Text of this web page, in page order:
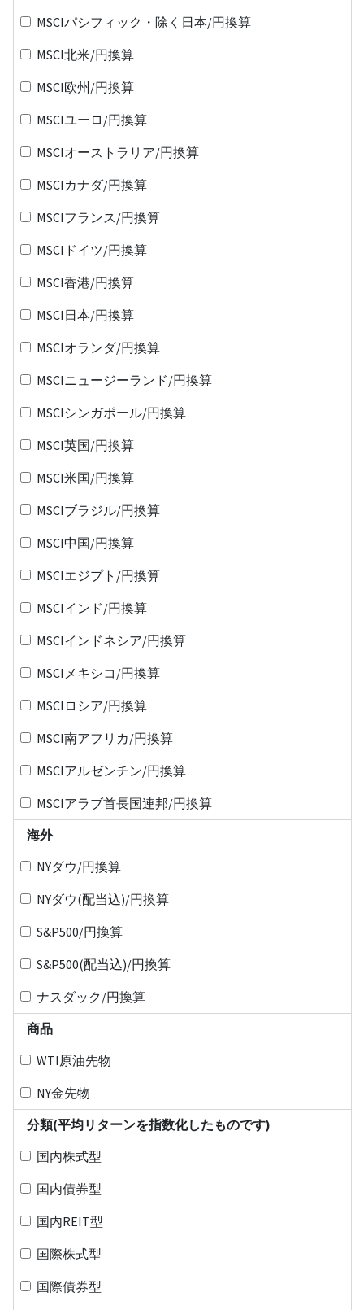
MSCIパシフィック・除く日本/円換算
MSCI北米/円換算
MSCI欧州/円換算
MSCIユーロ/円換算
MSCIオーストラリア/円換算
MSCIカナダ/円換算
MSCIフランス/円換算
MSCIドイツ/円換算
MSCI香港/円換算
MSCI日本/円換算
MSCIオランダ/円換算
MSCIニュージーランド/円換算
MSCIシンガポール/円換算
MSCI英国/円換算
MSCI米国/円換算
MSCIブラジル/円換算
MSCI中国/円換算
MSCIエジプト/円換算
MSCIインド/円換算
MSCIインドネシア/円換算
MSCIメキシコ/円換算
MSCIロシア/円換算
MSCI南アフリカ/円換算
MSCIアルゼンチン/円換算
MSCIアラブ首長国連邦/円換算
海外
NYダウ/円換算
NYダウ(配当込)/円換算
S&P500/円換算
S&P500(配当込)/円換算
ナスダック/円換算
商品
WTI原油先物
NY金先物
分類(平均リターンを指数化したものです)
国内株式型
国内債券型
国内REIT型
国際株式型
国際債券型